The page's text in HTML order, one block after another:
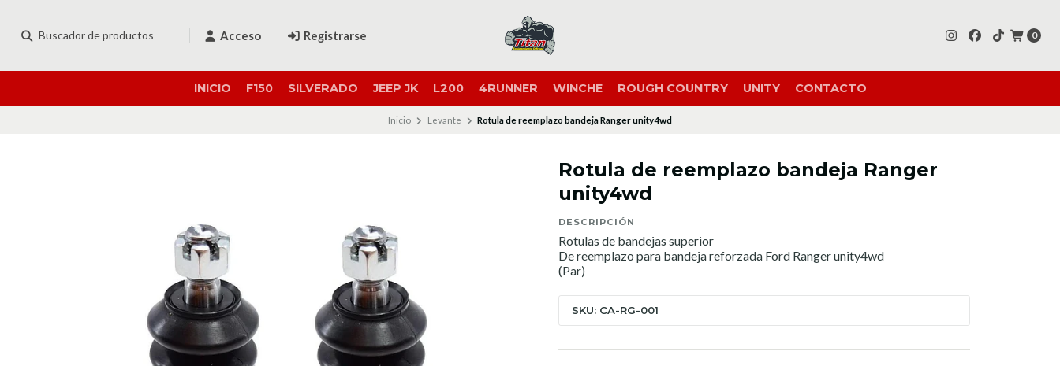
Acceso Registrarse 0
INICIO F150 SILVERADO JEEP JK L200 4RUNNER WINCHE ROUGH COUNTRY UNITY CONTACTO
Inicio Levante Rotula de reemplazo bandeja Ranger unity4wd
Rotula de reemplazo bandeja Ranger
unity4wd
DESCRIPCIÓN
Rotulas de bandejas superior
De reemplazo para bandeja reforzada Ford Ranger unity4wd
(Par)
SKU: CA-RG-001